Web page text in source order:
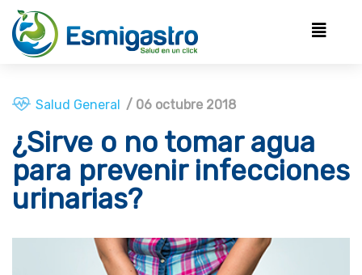
Salud General / 06 octubre 2018
¿Sirve o no tomar agua
para prevenir infecciones
urinarias?